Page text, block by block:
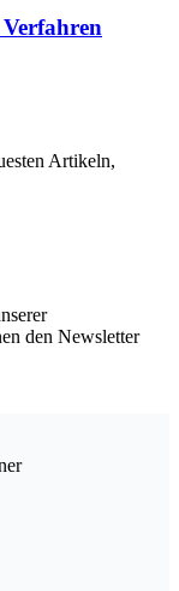
Artikeln,
den Newsletter